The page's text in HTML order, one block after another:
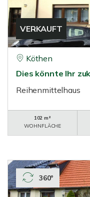
VERKAUFT
Köthen
Dies könnte Ihr
Reihenmittelhaus
102 m²
WOHNFLÄCHE
360°